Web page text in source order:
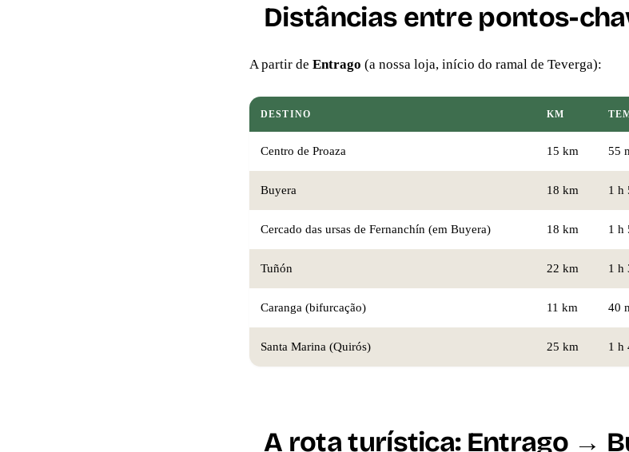
Distâncias entre pontos-
A partir de Entrago (a nossa loja, início do ramal de Teverga):
DESTINO KM
Centro de Proaza 15 km 55
Buyera 18 km 1 h
Cercado das ursas de Fernanchín (em Buyera) 18 km 1 h
Tuñón 22 km 1 h
Caranga (bifurcação) 11 km 40
Santa Marina (Quirós) 25 km 1 h
A rota turística: Entrago →